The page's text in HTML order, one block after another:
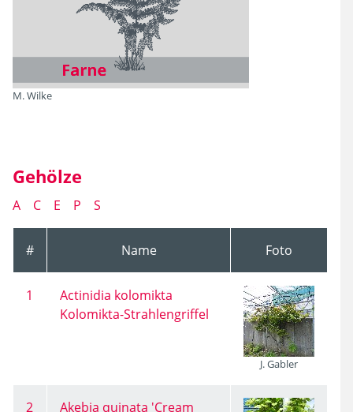
M. Wilke
Gehölze
A C E P S
# Name Foto
1
Actinidia kolomikta
Kolomikta-Strahlengriffel
J. Gabler
2
Akebia quinata 'Cream